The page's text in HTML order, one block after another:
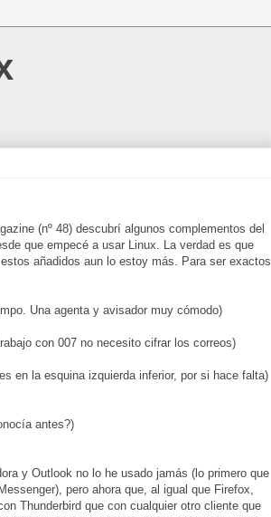
(nº 48) descubrí algunos complementos del
que empecé a usar Linux. La verdad es que
añadidos aun lo estoy más. Para ser exactos
Una agenta y avisador muy cómodo)
con 007 no necesito cifrar los correos)
en la esquina izquierda inferior, por si hace falta)
antes?)
y Outlook no lo he usado jamás (lo primero que
pero ahora que, al igual que Firefox,
Thunderbird que con cualquier otro cliente que